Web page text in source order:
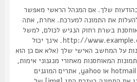
שלך. אם המנהל הראשי מאפשר
את התמונה למערכת. אחרת, אתה
בשרת רחוק הנגיש לכולם, למשל
http://www.example.com/my-picture.gif. אינך יכול
המחשב האישי שלך (אלא אם כן הוא
המאוחסנות מאחורי מנגנוני אימות,
למשל תיבות הדואר של hotmail או yahoo, אתרים המוגנים